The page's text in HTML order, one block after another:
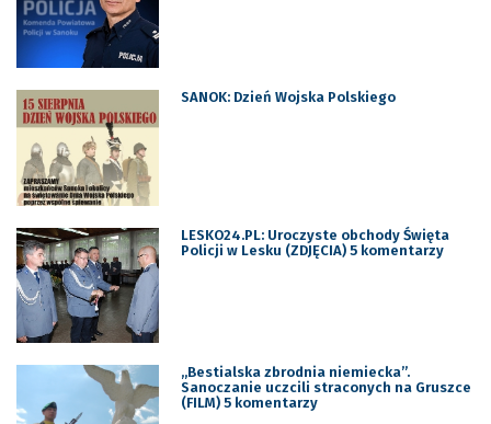
SANOK: Dzień Wojska Polskiego
LESKO24.PL: Uroczyste obchody Święta
Policji w Lesku (ZDJĘCIA) 5 komentarzy
„Bestialska zbrodnia niemiecka”.
Sanoczanie uczcili straconych na Gruszce
(FILM) 5 komentarzy